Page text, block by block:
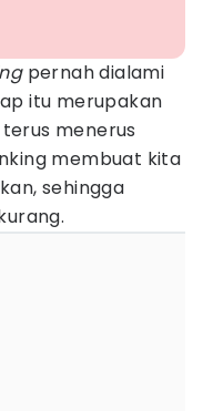
pernah dialami
itu merupakan
menerus
membuat kita
sehingga